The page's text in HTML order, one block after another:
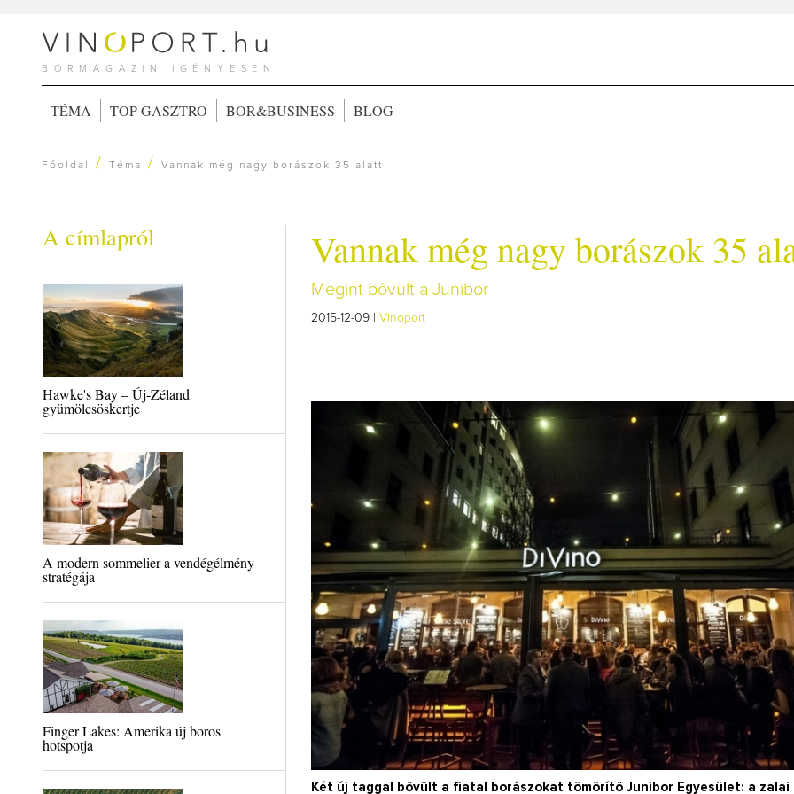
BORMAGAZIN IGÉNYESEN
TÉMA TOP GASZTRO BOR&BUSINESS BLOG
Főoldal /Téma /Vannak még nagy borászok 35 alatt
A címlapról
Hawke's Bay – Új-Zéland
gyümölcsöskertje
A modern sommelier a vendégélmény
stratégája
Finger Lakes: Amerika új boros
hotspotja
Vannak még nagy borászok 35
Megint bővült a Junibor
2015-12-09 | Vinoport
Két új taggal bővült a fiatal borászokat tömörítő Junibor Egyesület: a zalai
Így lesz valaki egy
borász #26 -
Az extra ráadás
pillanatokat